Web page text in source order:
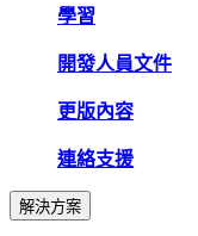
學習
開發人員文件
更版內容
連絡支援
解決方案